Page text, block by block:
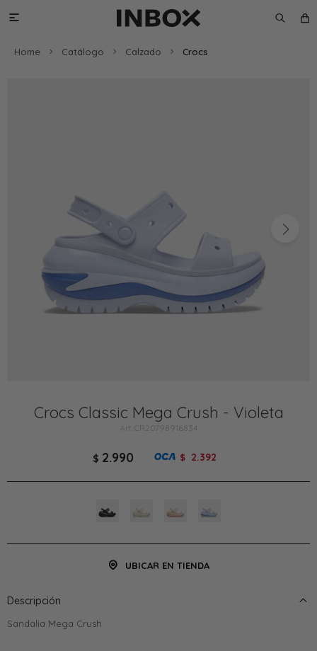

Home Catálogo Calzado Crocs
Crocs Classic Mega Crush - Violeta
CR20798916834
$ 2.990 $ 2.392
UBICAR EN TIENDA
Descripción
Sandalia Mega Crush